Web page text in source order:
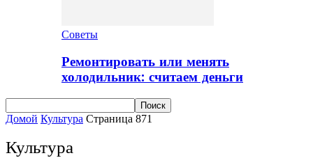
Советы
Ремонтировать или менять
холодильник: считаем деньги
Домой Культура Страница 871
Культура